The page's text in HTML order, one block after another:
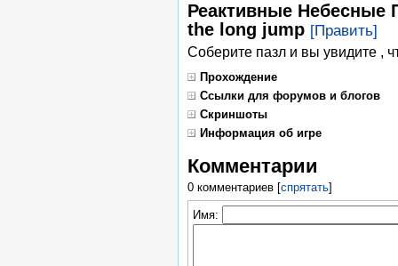
Реактивные Небесные
the long jump [Править]
Соберите пазл и вы увидите ,
Прохождение
Ссылки для форумов и блогов
Скриншоты
Информация об игре
Комментарии
0 комментариев[спрятать]
Имя: